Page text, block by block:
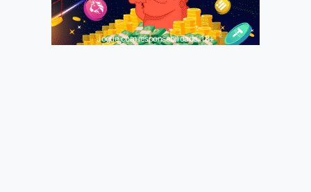
Jogue com responsabilidade. 18+